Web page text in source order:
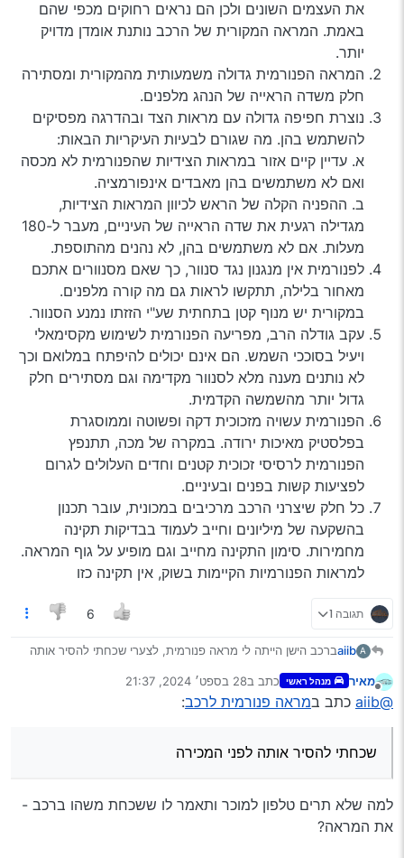
את העצמים השונים ולכן הם נראים רחוקים מכפי שהם
באמת. המראה המקורית של הרכב נותנת אומדן מדויק
יותר.
המראה הפנורמית גדולה משמעותית מהמקורית ומסתירה
חלק משדה הראייה של הנהג מלפנים.
נוצרת חפיפה גדולה עם מראות הצד ובהדרגה מפסיקים
להשתמש בהן. מה שגורם לבעיות העיקריות הבאות:
א. עדיין קיים אזור במראות הצידיות שהפנורמית לא מכסה
ואם לא משתמשים בהן מאבדים אינפורמציה.
ב. ההפניה הקלה של הראש לכיוון המראות הצידיות,
מגדילה רגעית את שדה הראייה של העיניים, מעבר ל-180
מעלות. אם לא משתמשים בהן, לא נהנים מהתוספת.
לפנורמית אין מנגנון נגד סנוור, כך שאם מסנוורים אתכם
מאחור בלילה, תתקשו לראות גם מה קורה מלפנים.
במקורית יש מנוף קטן בתחתית שע"י הזזתו נמנע הסנוור.
עקב גודלה הרב, מפריעה הפנורמית לשימוש מקסימאלי
ויעיל בסוככי השמש. הם אינם יכולים להיפתח במלואם וכך
לא נותנים מענה מלא לסנוור מקדימה וגם מסתירים חלק
גדול יותר מהשמשה הקדמית.
הפנורמית עשויה מזכוכית דקה ופשוטה וממוסגרת
בפלסטיק מאיכות ירודה. במקרה של מכה, תתנפץ
הפנורמית לרסיסי זכוכית קטנים וחדים העלולים לגרום
לפציעות קשות בפנים ובעיניים.
כל חלק שיצרני הרכב מרכיבים במכונית, עובר תכנון
בהשקעה של מיליונים וחייב לעמוד בבדיקות תקינה
מחמירות. סימון התקינה מחייב וגם מופיע על גוף המראה.
למראות הפנורמיות הקיימות בשוק, אין תקינה כזו
תגובה 1 6
A
aiibברכב הישן הייתה לי מראה פנורמית, לצערי שכחתי להסיר אותה
כיום יש לי מראה מקורית של הרכב שהיא קטנה ובלי קשר מאד
מעצבנת.
מנותק
מאיר מנהל ראשי כתב ב28 בספט׳ 2024, 21:37
נערך לאחרונה על ידי
@aiib כתב במראה פנורמית לרכב:
שכחתי להסיר אותה לפני המכירה
למה שלא תרים טלפון למוכר ותאמר לו ששכחת משהו ברכב -
את המראה?